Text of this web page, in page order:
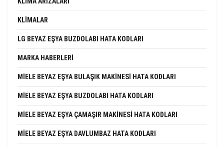
KLIMALAR
LG BEYAZ EŞYA BUZDOLABI HATA KODLARI
MARKA HABERLERI
MIELE BEYAZ EŞYA BULAŞIK MAKINESI HATA KODLARI
MIELE BEYAZ EŞYA BUZDOLABI HATA KODLARI
MIELE BEYAZ EŞYA ÇAMAŞIR MAKINESI HATA KODLARI
MIELE BEYAZ EŞYA DAVLUMBAZ HATA KODLARI